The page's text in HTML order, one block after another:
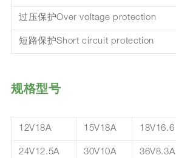
过压保护Over voltage protection
短路保护Short circuit protection
规格型号
12V18A 15V18A 18V16.6
24V12.5A 30V10A 36V8.3A